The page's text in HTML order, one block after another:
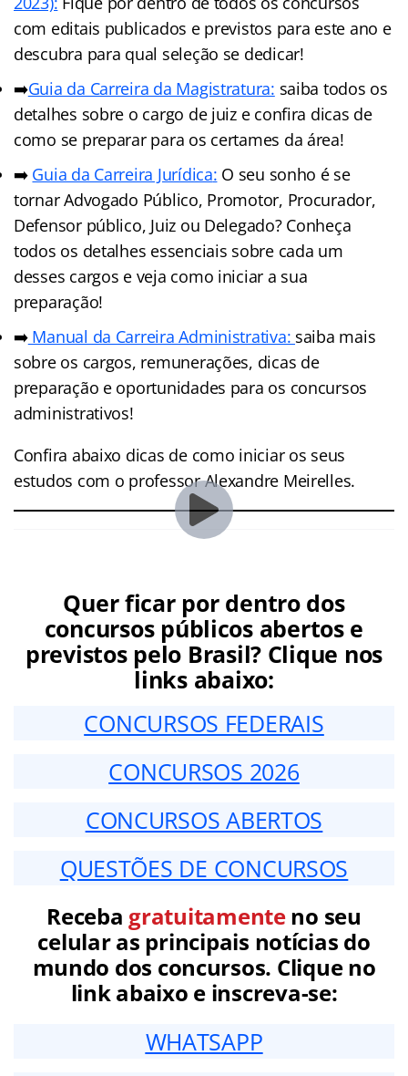
com editais publicados e previstos para este ano e
descubra para qual seleção se dedicar!
➡️Guia da Carreira da Magistratura: saiba todos os
detalhes sobre o cargo de juiz e confira dicas de
como se preparar para os certames da área!
➡️ Guia da Carreira Jurídica: O seu sonho é se
tornar Advogado Público, Promotor, Procurador,
Defensor público, Juiz ou Delegado? Conheça
todos os detalhes essenciais sobre cada um
desses cargos e veja como iniciar a sua
preparação!
➡️Manual da Carreira Administrativa: saiba mais
sobre os cargos, remunerações, dicas de
preparação e oportunidades para os concursos
administrativos!
Confira abaixo dicas de como iniciar os seus
estudos com o professor Alexandre Meirelles.
Quer ficar por dentro dos
concursos públicos abertos e
previstos pelo Brasil? Clique nos
links abaixo:
CONCURSOS FEDERAIS
CONCURSOS 2026
CONCURSOS ABERTOS
QUESTÕES DE CONCURSOS
Receba gratuitamenteno seu
celular as principais notícias do
mundo dos concursos. Clique no
link abaixo e inscreva-se:
WHATSAPP